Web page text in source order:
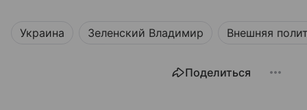
Украина Зеленский Владимир Внешняя
Поделиться